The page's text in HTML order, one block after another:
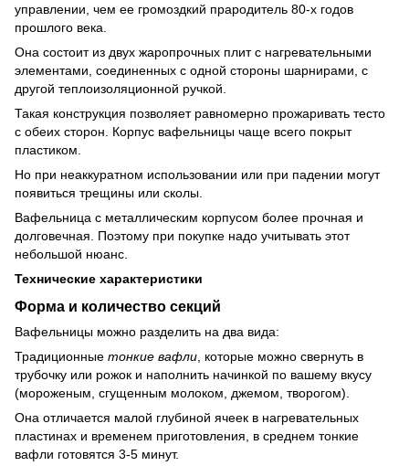
управлении, чем ее громоздкий прародитель 80-х годов
прошлого века.
Она состоит из двух жаропрочных плит с нагревательными
элементами, соединенных с одной стороны шарнирами, с
другой теплоизоляционной ручкой.
Такая конструкция позволяет равномерно прожаривать тесто
с обеих сторон. Корпус вафельницы чаще всего покрыт
пластиком.
Но при неаккуратном использовании или при падении могут
появиться трещины или сколы.
Вафельница с металлическим корпусом более прочная и
долговечная. Поэтому при покупке надо учитывать этот
небольшой нюанс.
Технические характеристики
Форма и количество секций
Вафельницы можно разделить на два вида:
Традиционные тонкие вафли, которые можно свернуть в
трубочку или рожок и наполнить начинкой по вашему вкусу
(мороженым, сгущенным молоком, джемом, творогом).
Она отличается малой глубиной ячеек в нагревательных
пластинах и временем приготовления, в среднем тонкие
вафли готовятся 3-5 минут.